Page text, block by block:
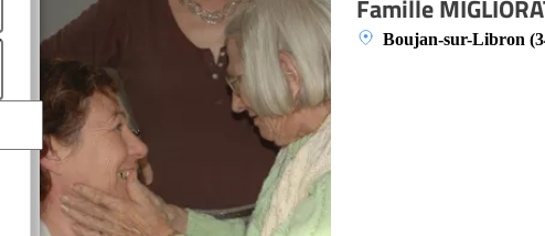
Famille
Boujan-sur-Libron